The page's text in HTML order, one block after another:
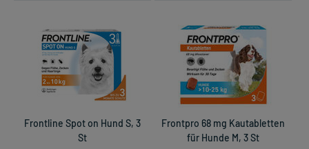
Frontline Spot on Hund S, 3
St
Frontpro 68 mg Kautabletten
für Hunde M, 3 St